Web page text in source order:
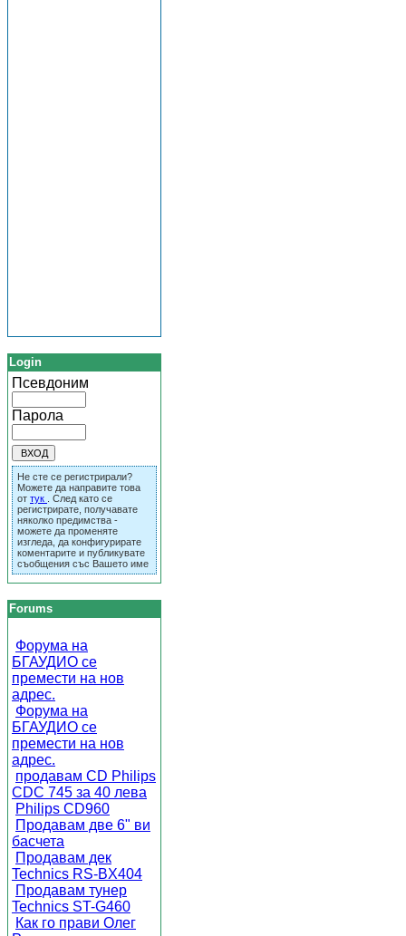
Login
Псевдоним
Парола
Не сте се регистрирали?
Можете да направите това
от тук
. След като се
регистрирате, получавате
няколко предимства -
можете да променяте
изгледа, да конфигурирате
коментарите и публикувате
съобщения със Вашето име
Forums
Форума на
БГАУДИО се
премести на нов
адрес.
Форума на
БГАУДИО се
премести на нов
адрес.
продавам CD Philips
CDC 745 за 40 лева
Philips CD960
Продавам две 6" ви
басчета
Продавам дек
Technics RS-BX404
Продавам тунер
Technics ST-G460
Как го прави Олег